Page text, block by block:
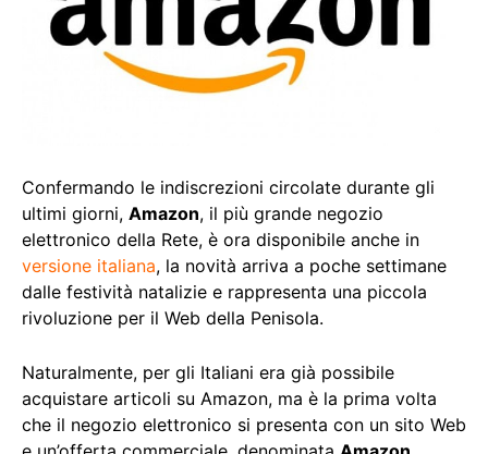
Confermando le indiscrezioni circolate durante gli
ultimi giorni, Amazon, il più grande negozio
elettronico della Rete, è ora disponibile anche in
versione italiana, la novità arriva a poche settimane
dalle festività natalizie e rappresenta una piccola
rivoluzione per il Web della Penisola.
Naturalmente, per gli Italiani era già possibile
acquistare articoli su Amazon, ma è la prima volta
che il negozio elettronico si presenta con un sito Web